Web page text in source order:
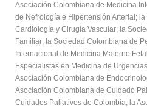
Asociación Colombiana de Medicina
de Nefrología e Hipertensión Arterial;
Cardiología y Cirugía Vascular; la
Familiar; la Sociedad Colombiana de
Internacional de Medicina Materno
Especialistas en Medicina de
Asociación Colombiana de
Asociación Colombiana de Cuidado
Cuidados Paliativos de Colombia; la